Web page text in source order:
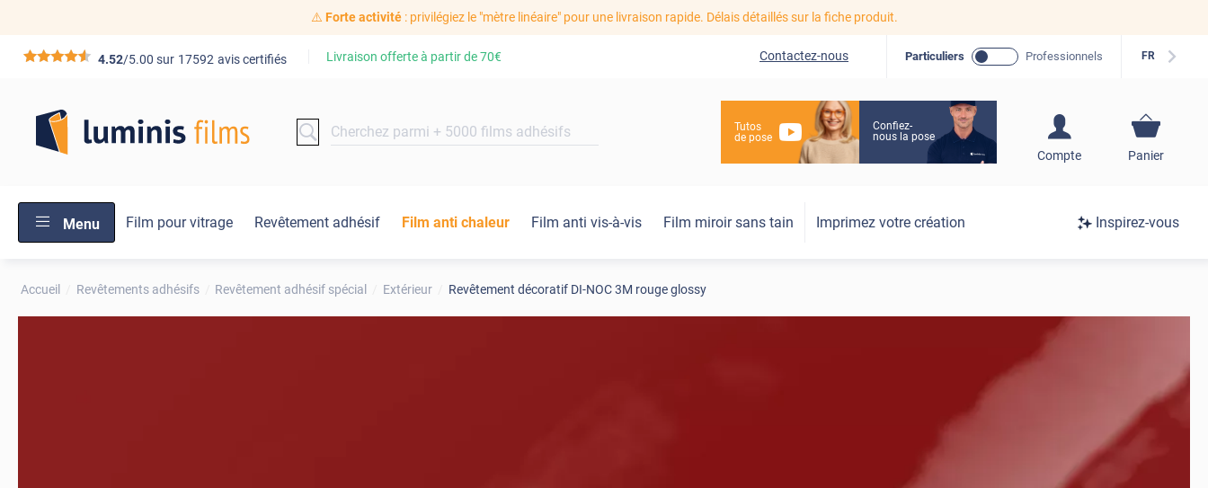
⚠️ Forte activité: privilégiez le "mètre linéaire" pour une livraison rapide. Délais détaillés sur la fiche produit.
*****4.52/5.00 sur 17592 avis certifiés Livraison offerte à partir de70€ Contactez-nous Particuliers Professionnels FR
Tutos
de pose
Confiez-
nous la pose
Compte
S'inscrire / Se
Panier
Menu Film pour vitrage Revêtement adhésif Film anti chaleur Film anti vis-à-vis Film miroir sans tain Imprimez votre création Inspirez-vous
Accueil Revêtements adhésifs Revêtement adhésif spécial Extérieur Revêtement décoratif DI-NOC 3M rouge glossy